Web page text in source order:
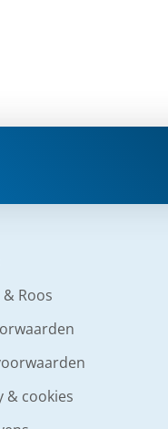
& Roos
& cookies